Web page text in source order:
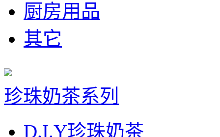
厨房用品
其它
珍珠奶茶系列
D.I.Y珍珠奶茶